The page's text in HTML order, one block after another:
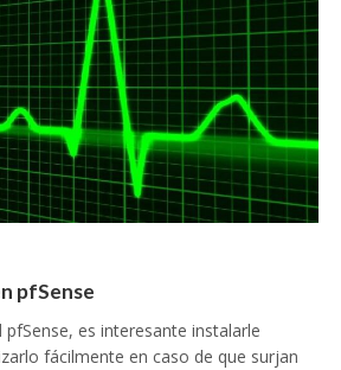
pfSense
es interesante instalarle
fácilmente en caso de que surjan